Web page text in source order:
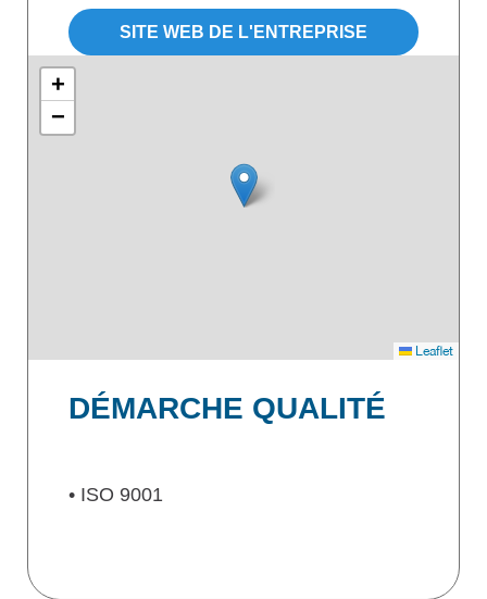
SITE WEB DE L'ENTREPRISE
+
−
Leaflet
DÉMARCHE QUALITÉ
• ISO 9001